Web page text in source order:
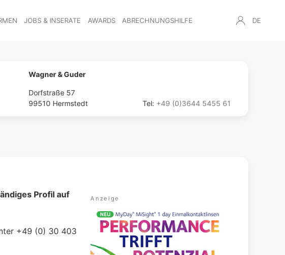
JOBS & INSERATE AWARDS ABRECHNUNGSHILFE DE
Wagner & Guder
Dorfstraße 57
99510 Hermstedt
Tel: +49 (0)3644 5455 61
Profil auf
+49 (0) 30 403